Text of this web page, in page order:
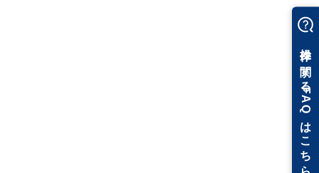
Rebro2008 SP1で新しく搭載した結合コマンドに不具合がありま
したので修正を行いました。また､開発を進めていたその他の不具